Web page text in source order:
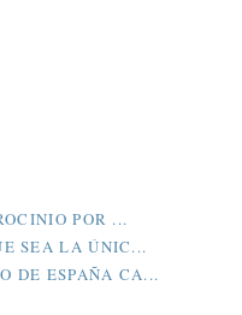
POR ...
SEA LA ÚNIC...
DE ESPAÑA CA...